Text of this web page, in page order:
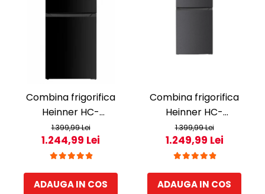
Combina frigorifica
Heinner HC-
HM260BKWDE++, 260 l,
Clasa E, Lumina LED,
Dozator de apa, Usi
reversibile Negru
1.399,99 Lei
1.244,99 Lei
ADAUGA IN COS
Combina frigorifica
Heinner HC-
HM260DGWDE++, 262 l,
Clasa E, Dozator de apa,
Control electronic cu
termostat ajustabil,
Lumina LED, 3 rafturi din
1.399,99 Lei
1.249,99 Lei
ADAUGA IN COS